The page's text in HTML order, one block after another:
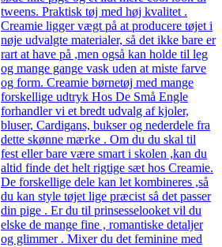
tweens. Praktisk tøj med høj kvalitet .
Creamie ligger vægt på at producere tøjet i
nøje udvalgte materialer, så det ikke bare er
rart at have på ,men også kan holde til leg
og mange gange vask uden at miste farve
og form. Creamie børnetøj med mange
forskellige udtryk Hos De Små Engle
forhandler vi et bredt udvalg af kjoler,
bluser, Cardigans, bukser og nederdele fra
dette skønne mærke . Om du du skal til
fest eller bare være smart i skolen ,kan du
altid finde det helt rigtige sæt hos Creamie.
De forskellige dele kan let kombineres ,så
du kan style tøjet lige præcist så det passer
din pige . Er du til prinsesselooket vil du
elske de mange fine , romantiske detaljer
og glimmer . Mixer du det feminine med